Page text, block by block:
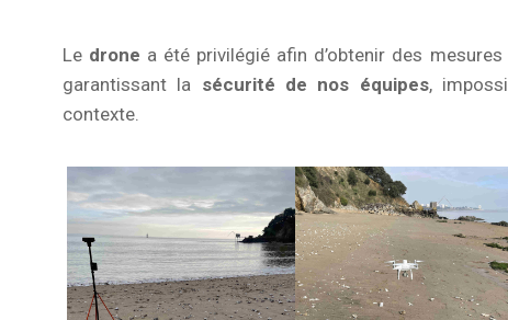
Le drone a été privilégié afin d’obtenir des
garantissant la sécurité de nos équipes,
contexte.